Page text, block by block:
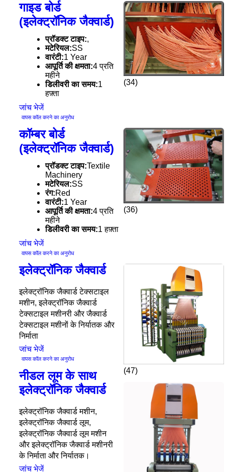
(34)
गाइड बोर्ड
(इलेक्ट्रॉनिक जैक्वार्ड)
प्रॉडक्ट टाइप:,
मटेरियल:SS
वारंटी:1 Year
आपूर्ति की क्षमता:4 प्रति
महीने
डिलीवरी का समय:1
हफ़्ता
जांच भेजें
वापस कॉल करने का अनुरोध
(36)
कॉम्बर बोर्ड
(इलेक्ट्रॉनिक जैक्वार्ड)
प्रॉडक्ट टाइप:Textile
Machinery
मटेरियल:SS
रंग:Red
वारंटी:1 Year
आपूर्ति की क्षमता:4 प्रति
महीने
डिलीवरी का समय:1 हफ़्ता
जांच भेजें
वापस कॉल करने का अनुरोध
(47)
इलेक्ट्रॉनिक जैक्वार्ड
इलेक्ट्रॉनिक जैक्वार्ड टेक्सटाइल
मशीन, इलेक्ट्रॉनिक जैक्वार्ड
टेक्सटाइल मशीनरी और जैक्वार्ड
टेक्सटाइल मशीनों के निर्यातक और
निर्माता
जांच भेजें
वापस कॉल करने का अनुरोध
नीडल लूम के साथ
इलेक्ट्रॉनिक जैक्वार्ड
इलेक्ट्रॉनिक जैक्वार्ड मशीन,
इलेक्ट्रॉनिक जैक्वार्ड लूम,
इलेक्ट्रॉनिक जैक्वार्ड लूम मशीन
और इलेक्ट्रॉनिक जैक्वार्ड मशीनरी
के निर्माता और निर्यातक।
जांच भेजें